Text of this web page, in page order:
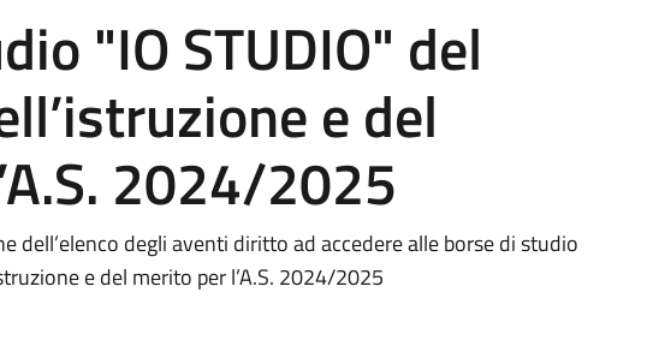
"IO STUDIO" del
e del
2024/2025
dell’elenco degli aventi diritto ad accedere alle borse di studio
e del merito per l’A.S. 2024/2025